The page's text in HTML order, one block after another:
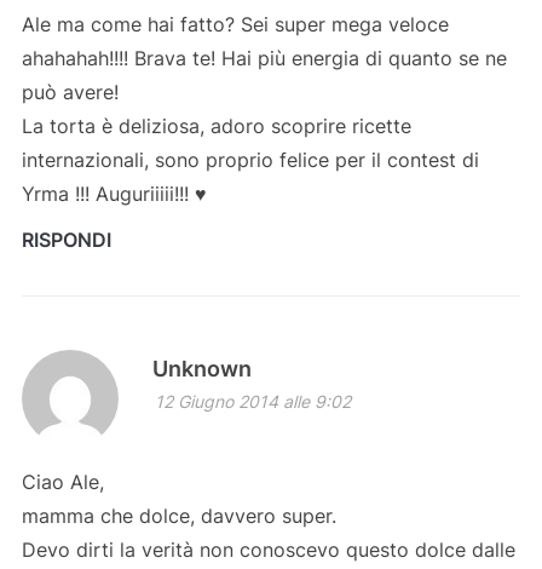
Ale ma come hai fatto? Sei super mega veloce
ahahahah!!!! Brava te! Hai più energia di quanto se ne
può avere!
La torta è deliziosa, adoro scoprire ricette
internazionali, sono proprio felice per il contest di
Yrma !!! Auguriiiii!!! ♥
RISPONDI
Unknown
12 Giugno 2014 alle 9:02
Ciao Ale,
mamma che dolce, davvero super.
Devo dirti la verità non conoscevo questo dolce dalle